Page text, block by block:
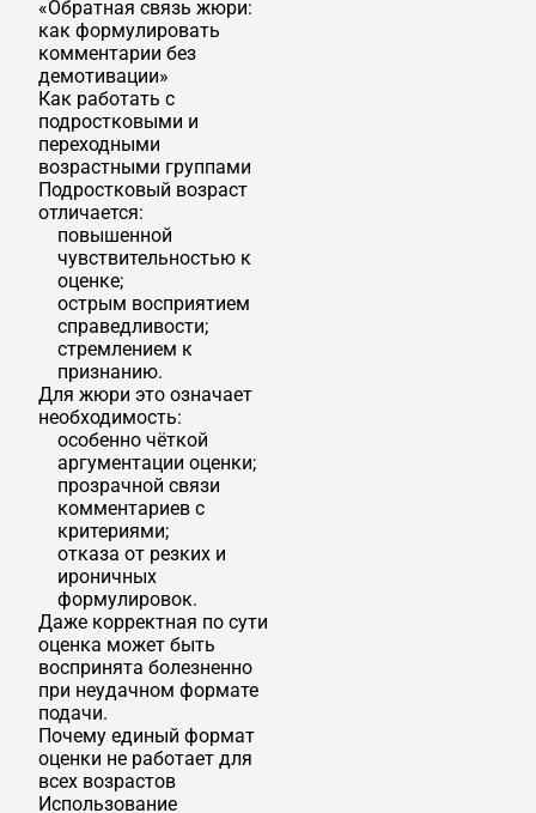
«Обратная связь жюри:
как формулировать
комментарии без
демотивации»
Как работать с
подростковыми и
переходными
возрастными группами
Подростковый возраст
отличается:
повышенной
чувствительностью к
оценке;
острым восприятием
справедливости;
стремлением к
признанию.
Для жюри это означает
необходимость:
особенно чёткой
аргументации оценки;
прозрачной связи
комментариев с
критериями;
отказа от резких и
ироничных
формулировок.
Даже корректная по сути
оценка может быть
воспринята болезненно
при неудачном формате
подачи.
Почему единый формат
оценки не работает для
всех возрастов
Использование